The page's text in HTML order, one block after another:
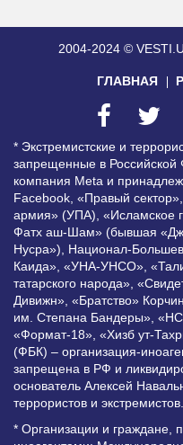
2004-2024 ©
ГЛАВНАЯ
* Экстремистские и
запрещенные в
компания Meta и
Facebook, «Правый
армия» (УПА), «Исламское
Фатх аш-Шам» (бывшая
Нусра»), Национал-
Каида», «УНА-УНСО»,
татарского народа»,
Дивижн», «Братство»
им. Степана Бандеры»,
«Формат-18», «Хизб ут-
(ФБК) – организация-
запрещена в РФ и
основатель Алексей
террористов и экстремистов.
* Организации и